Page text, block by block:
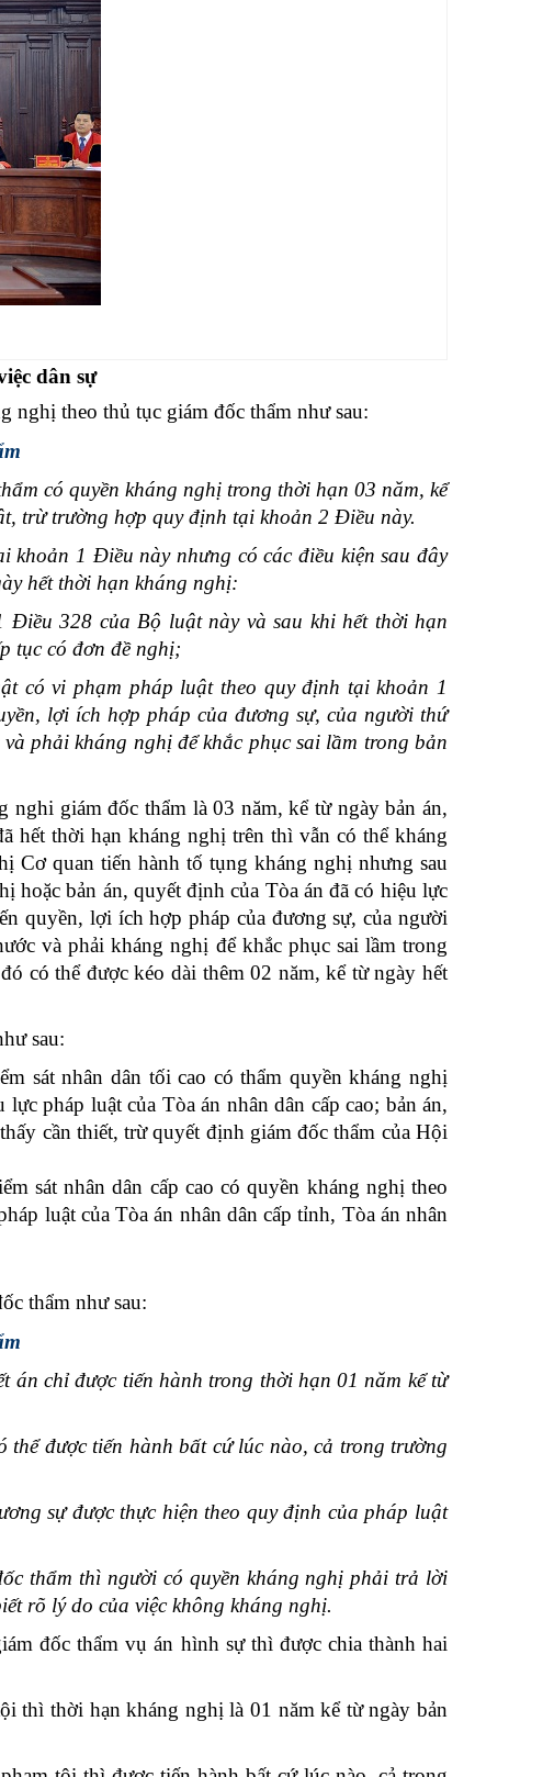
dân sự
nghị theo thủ tục giám đốc thẩm như sau:
có quyền kháng nghị trong thời hạn 03 năm, kể
trừ trường hợp quy định tại khoản 2 Điều này.
1 Điều này nhưng có các điều kiện sau đây
hết thời hạn kháng nghị:
328 của Bộ luật này và sau khi hết thời hạn
tục có đơn đề nghị;
có vi phạm pháp luật theo quy định tại khoản 1
lợi ích hợp pháp của đương sự, của người thứ
phải kháng nghị để khắc phục sai lầm trong bản
giám đốc thẩm là 03 năm, kể từ ngày bản án,
hết thời hạn kháng nghị trên thì vẫn có thể kháng
Cơ quan tiến hành tố tụng kháng nghị nhưng sau
hoặc bản án, quyết định của Tòa án đã có hiệu lực
quyền, lợi ích hợp pháp của đương sự, của người
và phải kháng nghị để khắc phục sai lầm trong
có thể được kéo dài thêm 02 năm, kể từ ngày hết
sau:
sát nhân dân tối cao có thẩm quyền kháng nghị
pháp luật của Tòa án nhân dân cấp cao; bản án,
cần thiết, trừ quyết định giám đốc thẩm của Hội
sát nhân dân cấp cao có quyền kháng nghị theo
luật của Tòa án nhân dân cấp tỉnh, Tòa án nhân
thẩm như sau:
án chỉ được tiến hành trong thời hạn 01 năm kể từ
được tiến hành bất cứ lúc nào, cả trong trường
sự được thực hiện theo quy định của pháp luật
thẩm thì người có quyền kháng nghị phải trả lời
rõ lý do của việc không kháng nghị.
đốc thẩm vụ án hình sự thì được chia thành hai
thời hạn kháng nghị là 01 năm kể từ ngày bản